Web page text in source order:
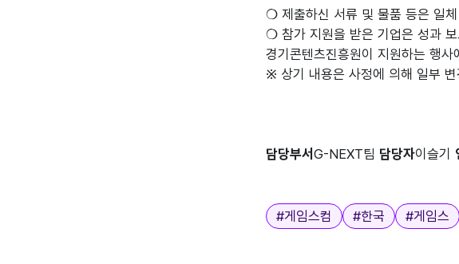
❍ 제출하신 서류 및 물품 등은 일
❍ 참가 지원을 받은 기업은 성과
경기콘텐츠진흥원이 지원하는 행
※ 상기 내용은 사정에 의해 일부
담당부서G-NEXT팀 담당자이슬기
태그
#게임스컴 #한국 #게임스